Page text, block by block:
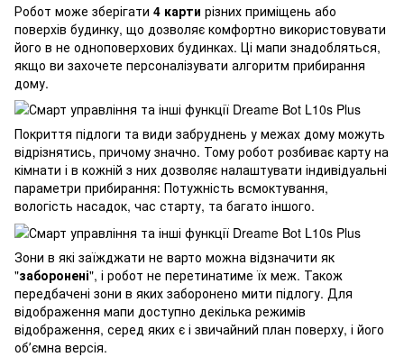
Робот може зберігати 4 карти різних приміщень або
поверхів будинку, що дозволяє комфортно використовувати
його в не одноповерхових будинках. Ці мапи знадобляться,
якщо ви захочете персоналізувати алгоритм прибирання
дому.
Покриття підлоги та види забруднень у межах дому можуть
відрізнятись, причому значно. Тому робот розбиває карту на
кімнати і в кожній з них дозволяє налаштувати індивідуальні
параметри прибирання: Потужність всмоктування,
вологість насадок, час старту, та багато іншого.
Зони в які заїжджати не варто можна відзначити як
"заборонені", і робот не перетинатиме їх меж. Також
передбачені зони в яких заборонено мити підлогу. Для
відображення мапи доступно декілька режимів
відображення, серед яких є і звичайний план поверху, і його
обʼємна версія.